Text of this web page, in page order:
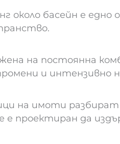
около басейн е
на постоянна
и интензивно
на имоти
е проектиран да